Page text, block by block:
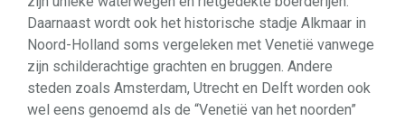
Daarnaast wordt ook het historische stadje Alkmaar in
Noord-Holland soms vergeleken met Venetië vanwege
zijn schilderachtige grachten en bruggen. Andere
steden zoals Amsterdam, Utrecht en Delft worden ook
wel eens genoemd als de “Venetië van het noorden”